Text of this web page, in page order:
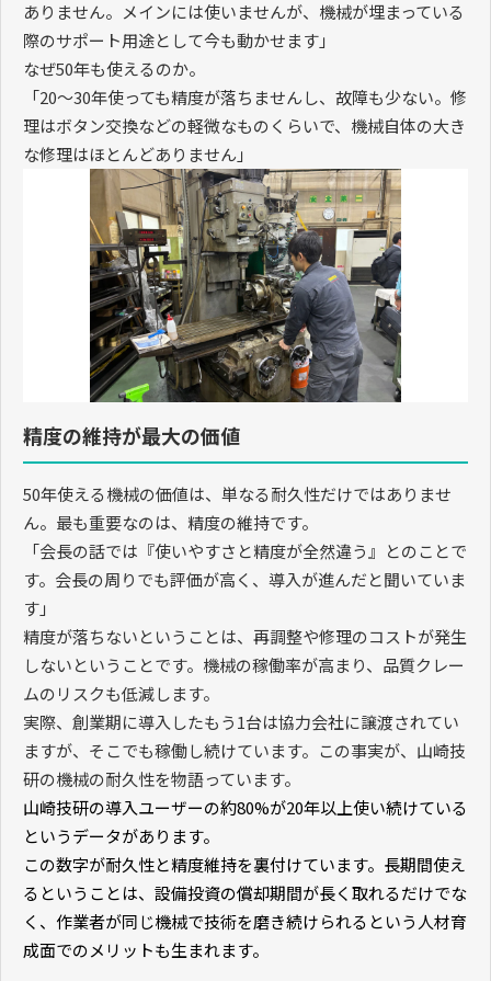
ありません。メインには使いませんが、機械が埋まっている
際のサポート用途として今も動かせます」
なぜ50年も使えるのか。
「20〜30年使っても精度が落ちませんし、故障も少ない。修
理はボタン交換などの軽微なものくらいで、機械自体の大き
な修理はほとんどありません」
精度の維持が最大の価値
50年使える機械の価値は、単なる耐久性だけではありませ
ん。最も重要なのは、精度の維持です。
「会長の話では『使いやすさと精度が全然違う』とのことで
す。会長の周りでも評価が高く、導入が進んだと聞いていま
す」
精度が落ちないということは、再調整や修理のコストが発生
しないということです。機械の稼働率が高まり、品質クレー
ムのリスクも低減します。
実際、創業期に導入したもう1台は協力会社に譲渡されてい
ますが、そこでも稼働し続けています。この事実が、山崎技
研の機械の耐久性を物語っています。
山崎技研の導入ユーザーの約80%が20年以上使い続けている
というデータがあります。
この数字が耐久性と精度維持を裏付けています。長期間使え
るということは、設備投資の償却期間が長く取れるだけでな
く、作業者が同じ機械で技術を磨き続けられるという人材育
成面でのメリットも生まれます。